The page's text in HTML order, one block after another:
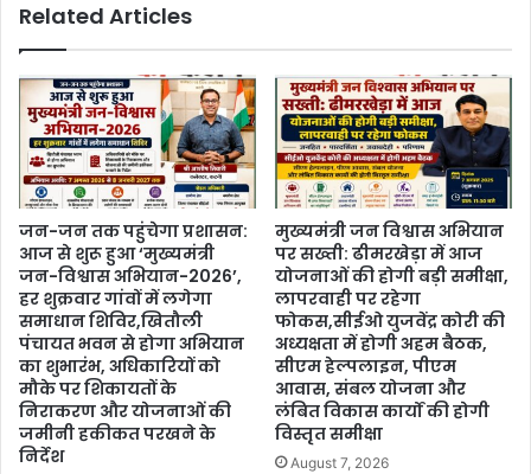
Related Articles
जन-जन तक पहुंचेगा प्रशासन:
आज से शुरू हुआ ‘मुख्यमंत्री
जन-विश्वास अभियान-2026’,
हर शुक्रवार गांवों में लगेगा
समाधान शिविर,खितौली
पंचायत भवन से होगा अभियान
का शुभारंभ, अधिकारियों को
मौके पर शिकायतों के
निराकरण और योजनाओं की
जमीनी हकीकत परखने के
निर्देश
मुख्यमंत्री जन विश्वास अभियान
पर सख्ती: ढीमरखेड़ा में आज
योजनाओं की होगी बड़ी समीक्षा,
लापरवाही पर रहेगा
फोकस,सीईओ युजवेंद्र कोरी की
अध्यक्षता में होगी अहम बैठक,
सीएम हेल्पलाइन, पीएम
आवास, संबल योजना और
लंबित विकास कार्यों की होगी
विस्तृत समीक्षा
August 7, 2026